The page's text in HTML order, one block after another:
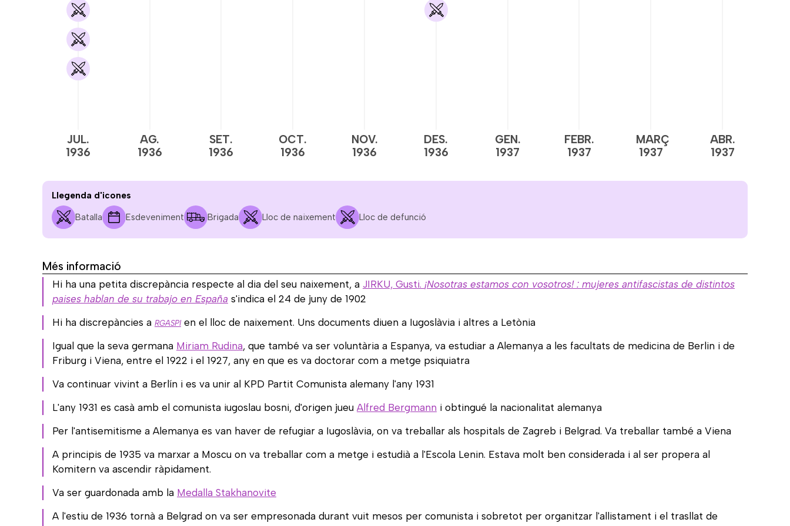
JUL.
1936
AG.
1936
SET.
1936
OCT.
1936
NOV.
1936
DES.
1936
GEN.
1937
FEBR.
1937
MARÇ
1937
ABR.
1937
Llegenda d'icones
Batalla Esdeveniment Brigada Lloc de naixement Lloc de defunció
Més informació
Hi ha una petita discrepància respecte al dia del seu naixement, a JIRKU, Gusti. ¡Nosotras estamos con vosotros! : mujeres antifascistas de distintos
paises hablan de su trabajo en España s'indica el 24 de juny de 1902
Hi ha discrepàncies a RGASPIen el lloc de naixement. Uns documents diuen a Iugoslàvia i altres a Letònia
Igual que la seva germana Miriam Rudina, que també va ser voluntària a Espanya, va estudiar a Alemanya a les facultats de medicina de Berlin i de
Friburg i Viena, entre el 1922 i el 1927, any en que es va doctorar com a metge psiquiatra
Va continuar vivint a Berlín i es va unir al KPD Partit Comunista alemany l'any 1931
L'any 1931 es casà amb el comunista iugoslau bosni, d'origen jueu Alfred Bergmann i obtingué la nacionalitat alemanya
Per l'antisemitisme a Alemanya es van haver de refugiar a Iugoslàvia, on va treballar als hospitals de Zagreb i Belgrad. Va treballar també a Viena
A principis de 1935 va marxar a Moscu on va treballar com a metge i estudià a l'Escola Lenin. Estava molt ben considerada i al ser propera al
Komitern va ascendir ràpidament.
Va ser guardonada amb la Medalla Stakhanovite
A l'estiu de 1936 tornà a Belgrad on va ser empresonada durant vuit mesos per comunista i sobretot per organitzar l'allistament i el trasllat de